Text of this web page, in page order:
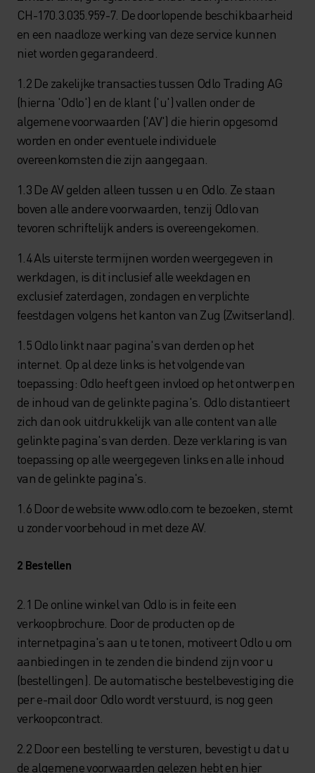
CH-170.3.035.959-7. De doorlopende beschikbaarheid
en een naadloze werking van deze service kunnen
niet worden gegarandeerd.
1.2 De zakelijke transacties tussen Odlo Trading AG
(hierna 'Odlo') en de klant ('u') vallen onder de
algemene voorwaarden ('AV') die hierin opgesomd
worden en onder eventuele individuele
overeenkomsten die zijn aangegaan.
1.3 De AV gelden alleen tussen u en Odlo. Ze staan
boven alle andere voorwaarden, tenzij Odlo van
tevoren schriftelijk anders is overeengekomen.
1.4 Als uiterste termijnen worden weergegeven in
werkdagen, is dit inclusief alle weekdagen en
exclusief zaterdagen, zondagen en verplichte
feestdagen volgens het kanton van Zug (Zwitserland).
1.5 Odlo linkt naar pagina's van derden op het
internet. Op al deze links is het volgende van
toepassing: Odlo heeft geen invloed op het ontwerp en
de inhoud van de gelinkte pagina's. Odlo distantieert
zich dan ook uitdrukkelijk van alle content van alle
gelinkte pagina's van derden. Deze verklaring is van
toepassing op alle weergegeven links en alle inhoud
van de gelinkte pagina's.
1.6 Door de website www.odlo.com te bezoeken, stemt
u zonder voorbehoud in met deze AV.
2 Bestellen
2.1 De online winkel van Odlo is in feite een
verkoopbrochure. Door de producten op de
internetpagina's aan u te tonen, motiveert Odlo u om
aanbiedingen in te zenden die bindend zijn voor u
(bestellingen). De automatische bestelbevestiging die
per e-mail door Odlo wordt verstuurd, is nog geen
verkoopcontract.
2.2 Door een bestelling te versturen, bevestigt u dat u
de algemene voorwaarden gelezen hebt en hier